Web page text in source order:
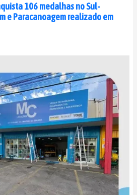
106 medalhas no Sul-
e Paracanoagem realizado em